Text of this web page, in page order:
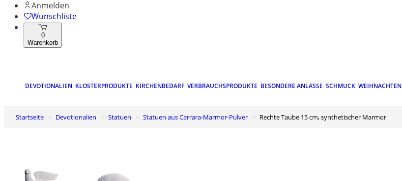
Anmelden
Wunschliste
0
Warenkorb
DEVOTIONALIEN KLOSTERPRODUKTE KIRCHENBEDARF VERBRAUCHSPRODUKTE BESONDERE ANLÄSSE SCHMUCK WEIHNACHTEN
Startseite Devotionalien Statuen Statuen aus Carrara-Marmor-Pulver Rechte Taube 15 cm, synthetischer Marmor